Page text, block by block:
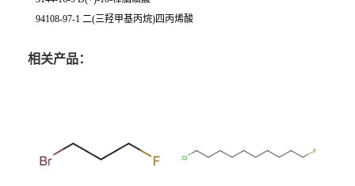
94108-97-1 二(三羟甲基丙烷)四丙烯酸
相关产品：